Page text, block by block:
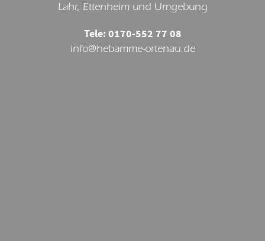
Lahr, Ettenheim und Umgebung
Tele: 0170-552 77 08
info@hebamme-ortenau.de